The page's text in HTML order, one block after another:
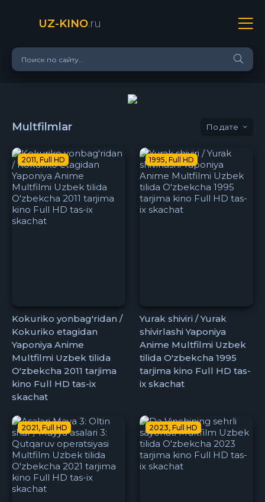
UZ-KINO.ru
Multfilmlar дате
2011, Full HD
Kokuriko yonbag'ridan /
Kokuriko etagidan
Yaponiya Anime
Multfilmi Uzbek tilida
O'zbekcha 2011 tarjima
kino Full HD tas-ix
skachat
1995, Full HD
Yurak shiviri / Yurak
shivirlashi Yaponiya
Anime Multfilmi Uzbek
tilida O'zbekcha 1995
tarjima kino Full HD tas-
ix skachat
2021, Full HD 2023, Full HD